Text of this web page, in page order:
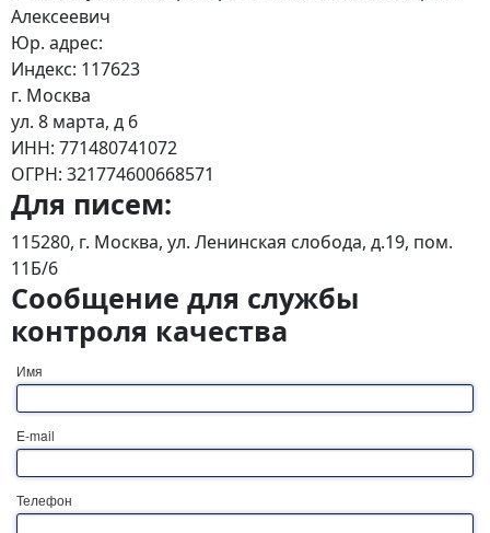
Алексеевич
Юр. адрес:
Индекс: 117623
г. Москва
ул. 8 марта, д 6
ИНН: 771480741072
ОГРН: 321774600668571
Для писем:
115280, г. Москва, ул. Ленинская слобода, д.19, пом.
11Б/6
Сообщение для службы
контроля качества
Имя
E-mail
Телефон